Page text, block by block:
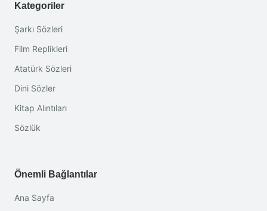
Kategoriler
Şarkı Sözleri
Film Replikleri
Atatürk Sözleri
Dini Sözler
Kitap Alıntıları
Sözlük
Önemli Bağlantılar
Ana Sayfa